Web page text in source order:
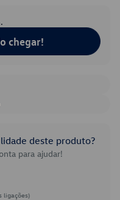
chegar!
deste produto?
para ajudar!
ligações)